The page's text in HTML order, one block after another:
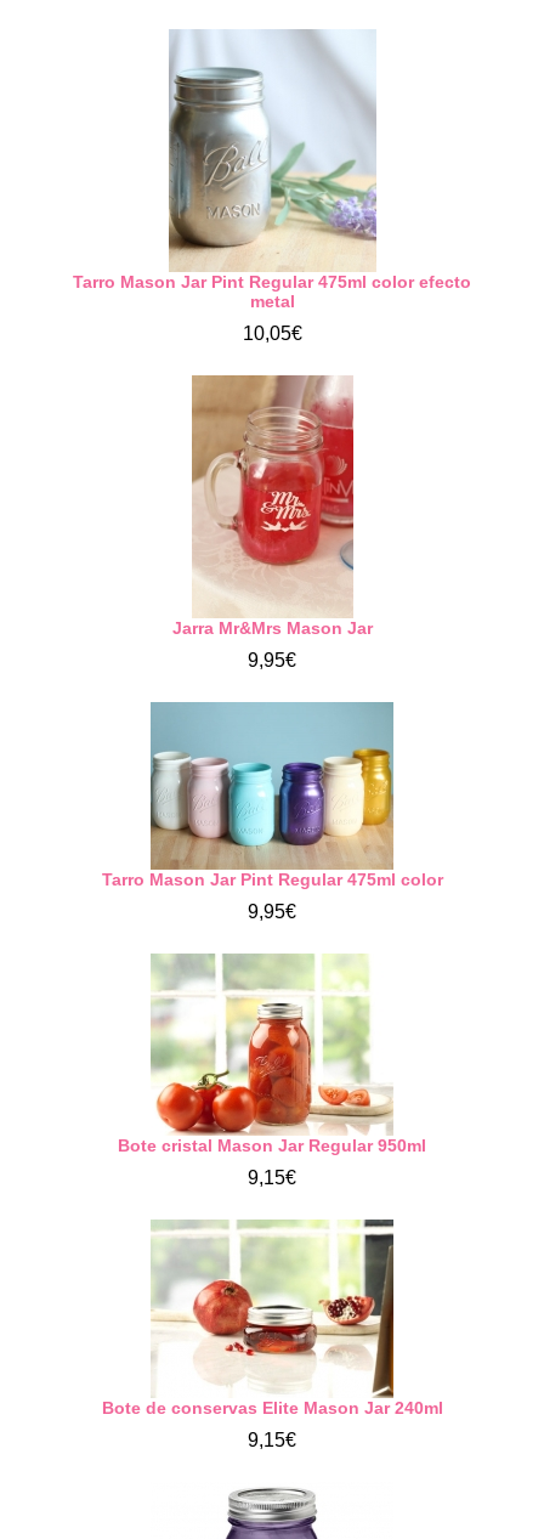
Tarro Mason Jar Pint Regular 475ml color efecto
metal
10,05€
Jarra Mr&Mrs Mason Jar
9,95€
Tarro Mason Jar Pint Regular 475ml color
9,95€
Bote cristal Mason Jar Regular 950ml
9,15€
Bote de conservas Elite Mason Jar 240ml
9,15€